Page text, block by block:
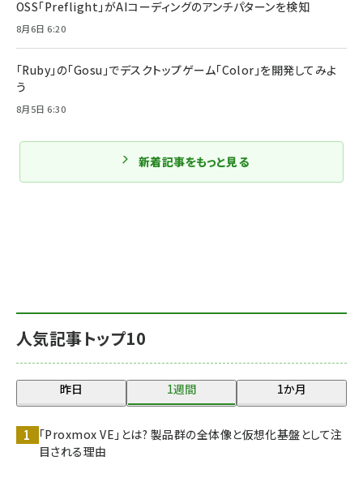
人気記事トップ10
昨日 1週間 1か月
「Proxmox VE」とは? 製品群の全体像と仮想化基盤として注
目される理由
OSS「Preflight」がAIコーディングのアンチパターンを検知
8月6日 6:20
「Ruby」の「Gosu」でデスクトップゲーム「Color」を開発してみよ
う
8月5日 6:30
新着記事をもっと見る